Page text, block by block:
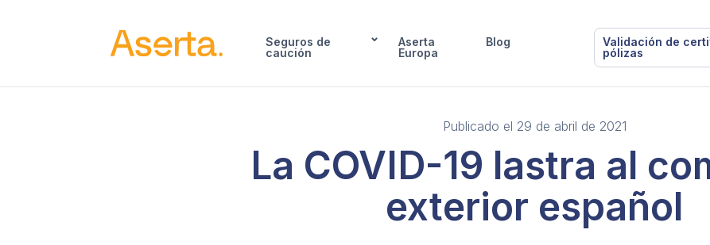
Seguros de
caución
Aserta
Europa
Blog
Validación de
pólizas
Publicado el 29 de abril de 2021
La COVID-19 lastra al
exterior español